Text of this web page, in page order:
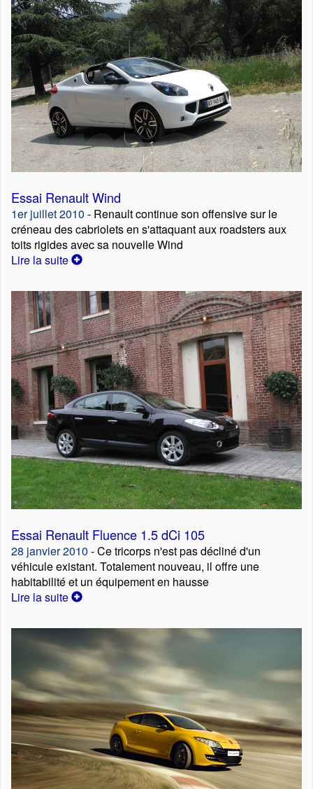
Essai Renault Wind
1er juillet 2010 - Renault continue son offensive sur le
créneau des cabriolets en s'attaquant aux roadsters aux
toits rigides avec sa nouvelle Wind
Lire la suite
Essai Renault Fluence 1.5 dCi 105
28 janvier 2010 - Ce tricorps n'est pas décliné d'un
véhicule existant. Totalement nouveau, il offre une
habitabilité et un équipement en hausse
Lire la suite